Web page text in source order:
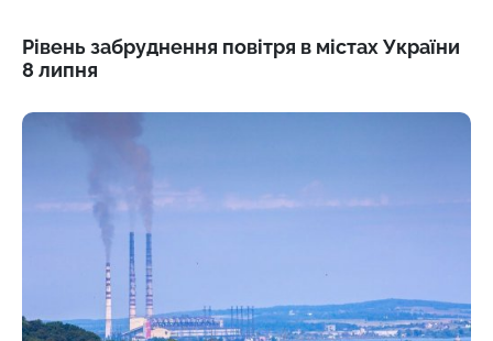
Рівень забруднення повітря в містах України
8 липня